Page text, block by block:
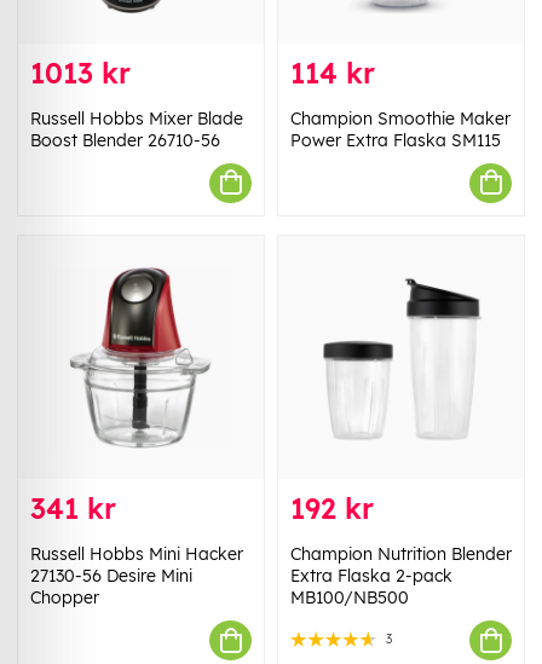
1013 kr
Russell Hobbs Mixer Blade
Boost Blender 26710-56
114 kr
Champion Smoothie Maker
Power Extra Flaska SM115
341 kr
Russell Hobbs Mini Hacker
27130-56 Desire Mini
Chopper
192 kr
Champion Nutrition Blender
Extra Flaska 2-pack
MB100/NB500
3